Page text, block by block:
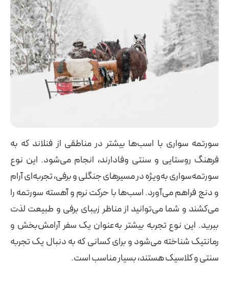
سورتمه‌ سواری با اسب‌ها بیشتر در مناطقی از فنلاند که به
فرهنگ روستایی و سنتی وفادارند، انجام می‌شود. این نوع
سورتمه‌سواری به‌ویژه در مسیرهای جنگلی و برفی، تجربه‌ای آرام
و دنج فراهم می‌آورد. اسب‌ها با حرکت نرم و آهسته سورتمه را
می‌کشند و شما می‌توانید از مناظر زیبای برفی و طبیعت لذت
ببرید. این نوع تجربه بیشتر به‌عنوان یک سفر آرامش‌بخش و
رمانتیک شناخته می‌شود و برای کسانی که به دنبال یک تجربه
سنتی و کلاسیک هستند، بسیار مناسب است.